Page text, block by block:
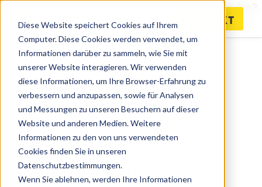
Diese Website speichert Cookies auf Ihrem
Computer. Diese Cookies werden verwendet, um
Informationen darüber zu sammeln, wie Sie mit
unserer Website interagieren. Wir verwenden
diese Informationen, um Ihre Browser-Erfahrung zu
verbessern und anzupassen, sowie für Analysen
und Messungen zu unseren Besuchern auf dieser
Website und anderen Medien. Weitere
Informationen zu den von uns verwendeten
Cookies finden Sie in unseren
Datenschutzbestimmungen.
Wenn Sie ablehnen, werden Ihre Informationen
KONTAKT
Warum skalieren Unternehmen ihre Agile-Methoden?
Im heutigen Wettbewerbsumfeld sind Innovationen
ein unverzichtbarer Erfolgsfaktor.
Agile-Skalierung für